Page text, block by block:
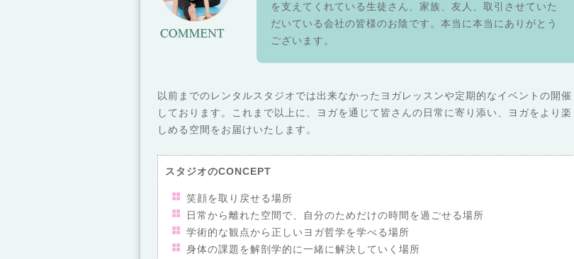
を支えてくれている生徒さん、家族、友人、取引させていた
だいている会社の皆様のお陰です。本当に本当にありがとう
ございます。
以前までのレンタルスタジオでは出来なかったヨガレッスンや定期的なイベントの開催
しております。これまで以上に、ヨガを通じて皆さんの日常に寄り添い、ヨガをより楽
しめる空間をお届けいたします。
スタジオのCONCEPT
笑顔を取り戻せる場所
日常から離れた空間で、自分のためだけの時間を過ごせる場所
学術的な観点から正しいヨガ哲学を学べる場所
身体の課題を解剖学的に一緒に解決していく場所